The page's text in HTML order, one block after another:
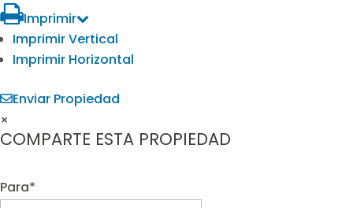
Imprimir
Imprimir Vertical
Imprimir Horizontal
Enviar Propiedad
×
COMPARTE ESTA PROPIEDAD
Para*